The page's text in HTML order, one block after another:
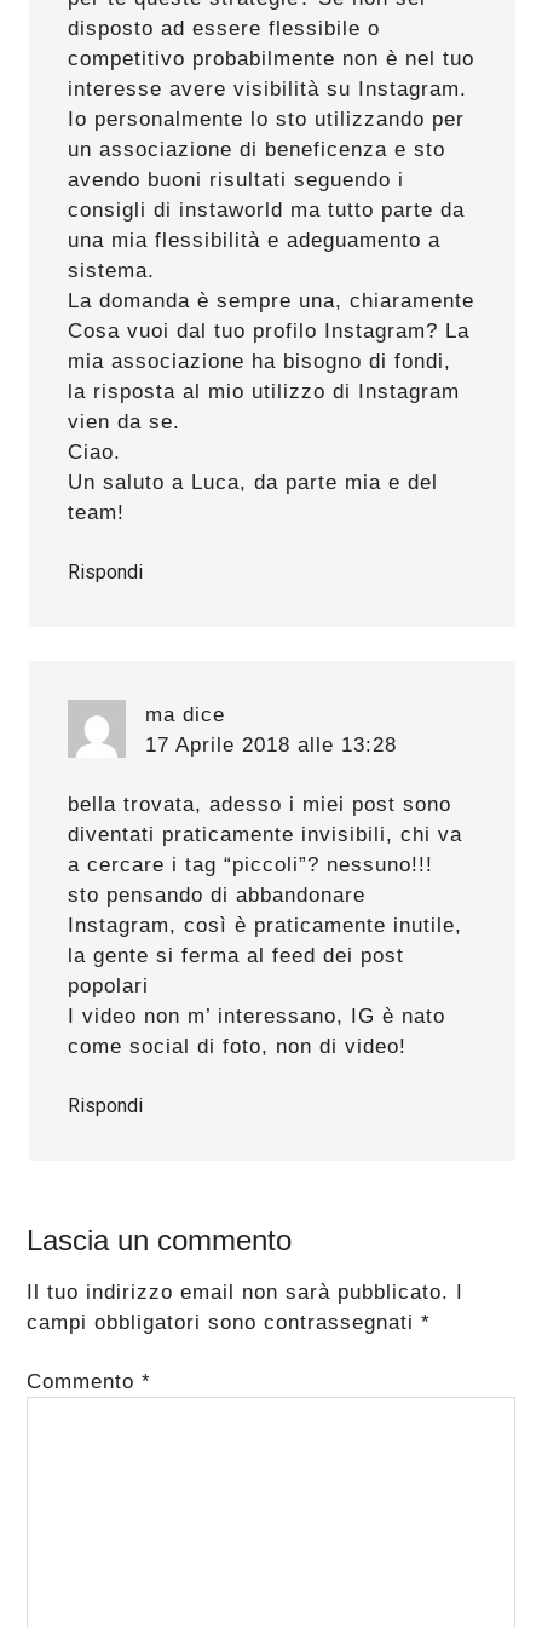
disposto ad essere flessibile o
competitivo probabilmente non è nel tuo
interesse avere visibilità su Instagram.
Io personalmente lo sto utilizzando per
un associazione di beneficenza e sto
avendo buoni risultati seguendo i
consigli di instaworld ma tutto parte da
una mia flessibilità e adeguamento a
sistema.
La domanda è sempre una, chiaramente
Cosa vuoi dal tuo profilo Instagram? La
mia associazione ha bisogno di fondi,
la risposta al mio utilizzo di Instagram
vien da se.
Ciao.
Un saluto a Luca, da parte mia e del
team!
Rispondi
ma dice
17 Aprile 2018 alle 13:28
bella trovata, adesso i miei post sono
diventati praticamente invisibili, chi va
a cercare i tag “piccoli”? nessuno!!!
sto pensando di abbandonare
Instagram, così è praticamente inutile,
la gente si ferma al feed dei post
popolari
I video non m’ interessano, IG è nato
come social di foto, non di video!
Rispondi
Lascia un commento
Il tuo indirizzo email non sarà pubblicato.
campi obbligatori sono contrassegnati*
Commento*